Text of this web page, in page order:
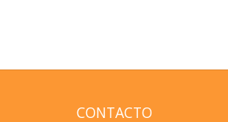
CONTACTO